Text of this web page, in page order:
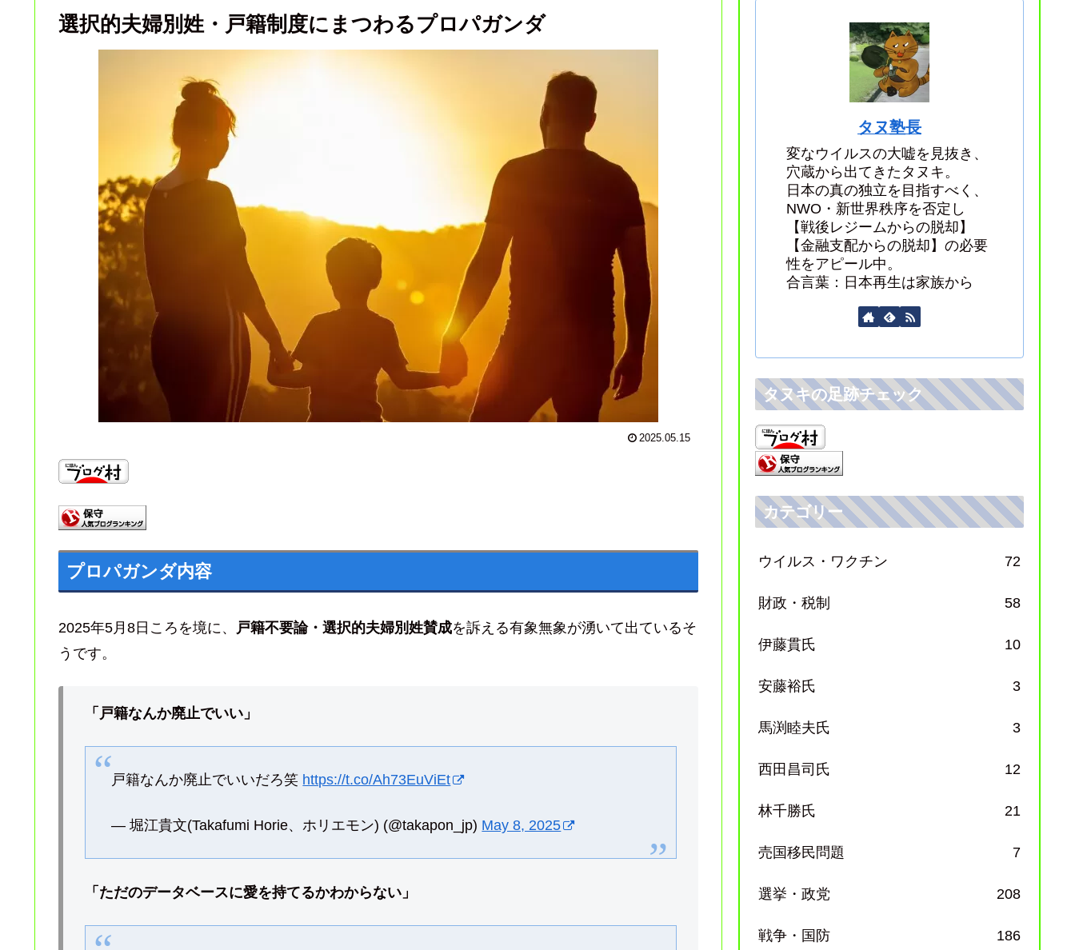
選択的夫婦別姓・戸籍制度にまつわるプロパガンダ
2025.05.15
プロパガンダ内容
2025年5月8日ころを境に、 戸籍不要論・選択的夫婦別姓賛成を訴える有象無象が湧いて出ているそ
うです。
「戸籍なんか廃止でいい」
戸籍なんか廃止でいいだろ笑 https://t.co/Ah73EuViEt
— 堀江貴文(Takafumi Horie、ホリエモン) (@takapon_jp) May 8, 2025
「ただのデータベースに愛を持てるかわからない」
タヌ塾長
変なウイルスの大嘘を見抜き、
穴蔵から出てきたタヌキ。
日本の真の独立を目指すべく、
NWO・新世界秩序を否定し
【戦後レジームからの脱却】
【金融支配からの脱却】の必要
性をアピール中。
合言葉：日本再生は家族から
タヌキの足跡チェック
カテゴリー
ウイルス・ワクチン 72
財政・税制 58
伊藤貫氏 10
安藤裕氏 3
馬渕睦夫氏 3
西田昌司氏 12
林千勝氏 21
売国移民問題 7
選挙・政党 208
戦争・国防 186